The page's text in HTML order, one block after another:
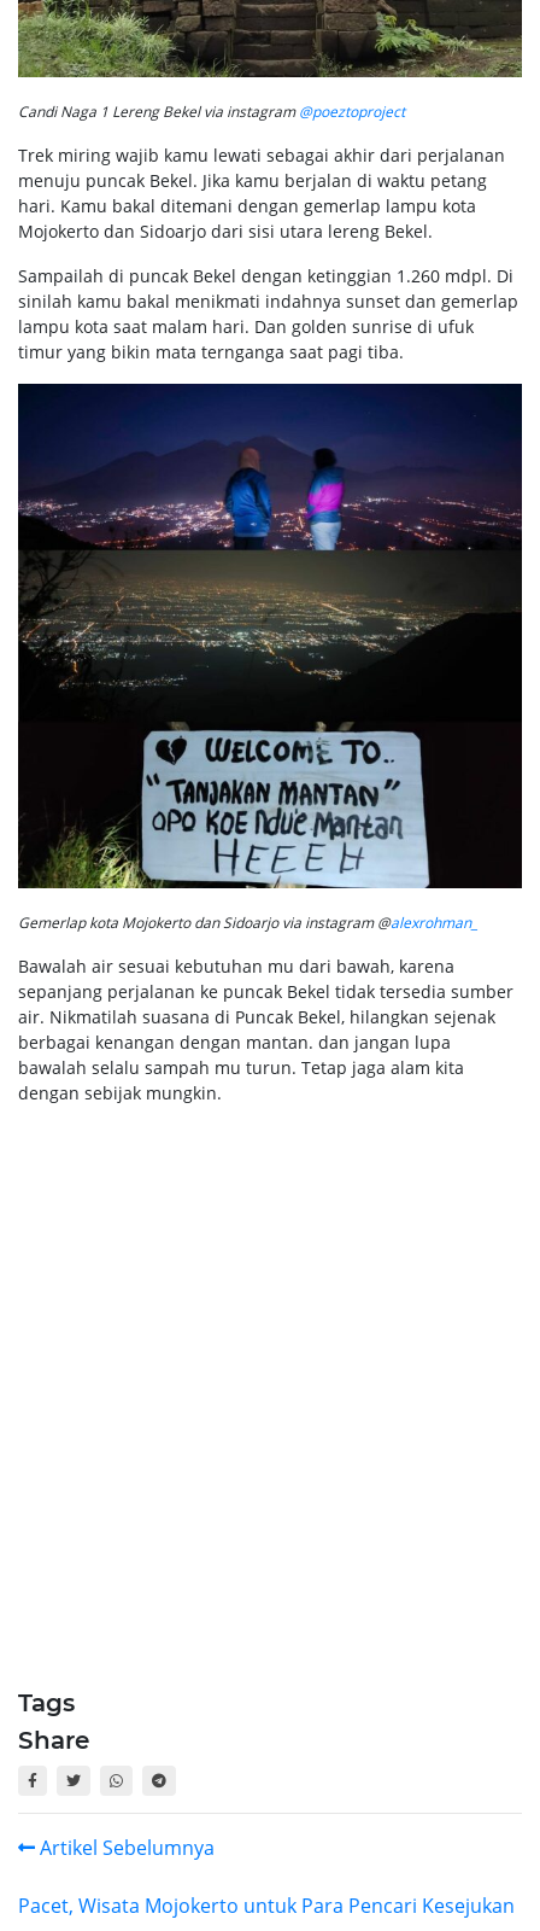
Candi Naga 1 Lereng Bekel via instagram@poeztoproject
Trek miring wajib kamu lewati sebagai akhir dari perjalanan
menuju puncak Bekel. Jika kamu berjalan di waktu petang
hari. Kamu bakal ditemani dengan gemerlap lampu kota
Mojokerto dan Sidoarjo dari sisi utara lereng Bekel.
Sampailah di puncak Bekel dengan ketinggian 1.260 mdpl. Di
sinilah kamu bakal menikmati indahnya sunset dan gemerlap
lampu kota saat malam hari. Dan golden sunrise di ufuk
timur yang bikin mata ternganga saat pagi tiba.
Gemerlap kota Mojokerto dan Sidoarjo via instagram @alexrohman_
Bawalah air sesuai kebutuhan mu dari bawah, karena
sepanjang perjalanan ke puncak Bekel tidak tersedia sumber
air. Nikmatilah suasana di Puncak Bekel, hilangkan sejenak
berbagai kenangan dengan mantan. dan jangan lupa
bawalah selalu sampah mu turun. Tetap jaga alam kita
dengan sebijak mungkin.
Tags
Share
Artikel Sebelumnya
Pacet, Wisata Mojokerto untuk Para Pencari Kesejukan